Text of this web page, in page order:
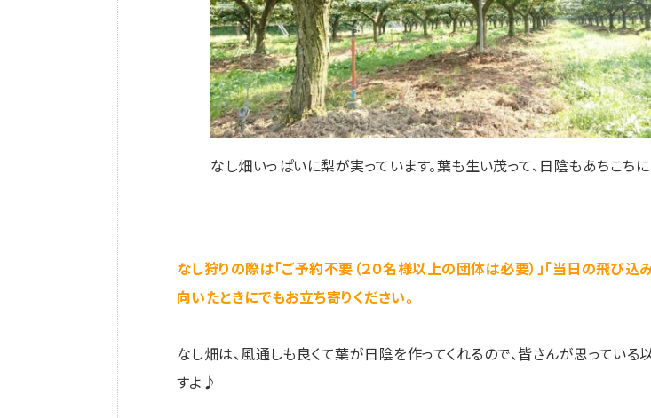
なし畑いっぱいに梨が実っています。葉も生い茂って、日陰もあちこちに
なし狩りの際は「ご予約不要（２０名様以上の団体は必要）」「当日の飛び込
向いたときにでもお立ち寄りください。
なし畑は、風通しも良くて葉が日陰を作ってくれるので、皆さんが思っている
すよ♪